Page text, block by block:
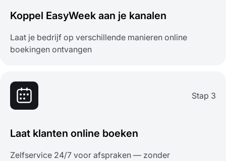
Koppel EasyWeek aan je kanalen
Laat je bedrijf op verschillende manieren online
boekingen ontvangen
Stap 3
Laat klanten online boeken
Zelfservice 24/7 voor afspraken — zonder